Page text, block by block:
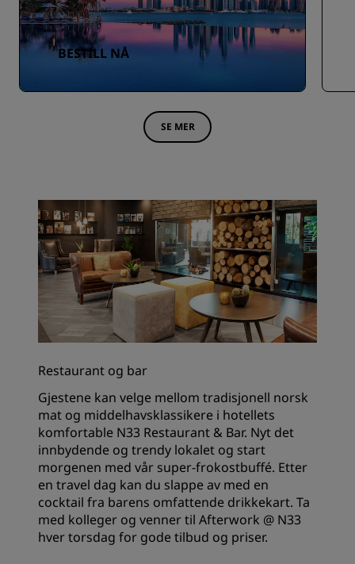
BESTILL NÅ
SE MER
Restaurant og bar
Gjestene kan velge mellom tradisjonell norsk
mat og middelhavsklassikere i hotellets
komfortable N33 Restaurant & Bar. Nyt det
innbydende og trendy lokalet og start
morgenen med vår super-frokostbuffé. Etter
en travel dag kan du slappe av med en
cocktail fra barens omfattende drikkekart. Ta
med kolleger og venner til Afterwork @ N33
hver torsdag for gode tilbud og priser.